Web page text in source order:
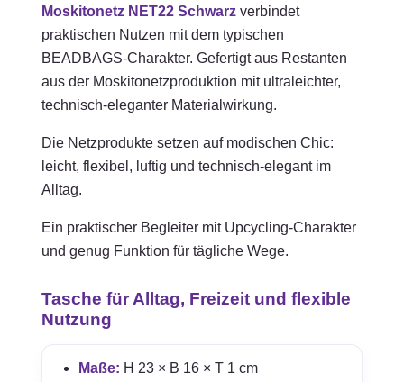
Moskitonetz NET22 Schwarz verbindet
praktischen Nutzen mit dem typischen
BEADBAGS-Charakter. Gefertigt aus Restanten
aus der Moskitonetzproduktion mit ultraleichter,
technisch-eleganter Materialwirkung.
Die Netzprodukte setzen auf modischen Chic:
leicht, flexibel, luftig und technisch-elegant im
Alltag.
Ein praktischer Begleiter mit Upcycling-Charakter
und genug Funktion für tägliche Wege.
Tasche für Alltag, Freizeit und flexible
Nutzung
Maße: H 23 × B 16 × T 1 cm